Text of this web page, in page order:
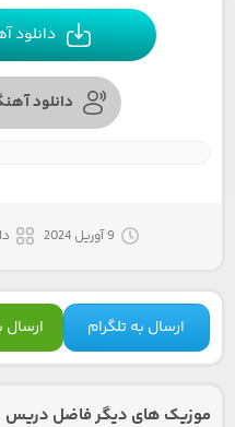
دانلود
دانلود
9 آوریل 2024
ارسال به تلگرام ارسال
موزیک های دیگر فاضل دریس